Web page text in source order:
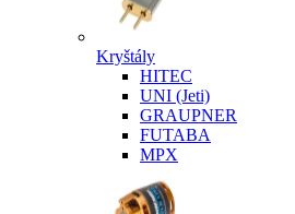
Kryštály
HITEC
UNI (Jeti)
GRAUPNER
FUTABA
MPX